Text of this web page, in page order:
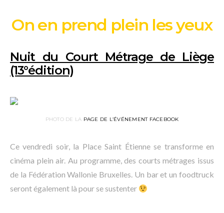
On en prend plein les yeux
Nuit du Court Métrage de Liège
(13°édition)
PHOTO DE LA PAGE DE L’ÉVÉNEMENT FACEBOOK
Ce vendredi soir, la Place Saint Étienne se transforme en
cinéma plein air. Au programme, des courts métrages issus
de la Fédération Wallonie Bruxelles. Un bar et un foodtruck
seront également là pour se sustenter